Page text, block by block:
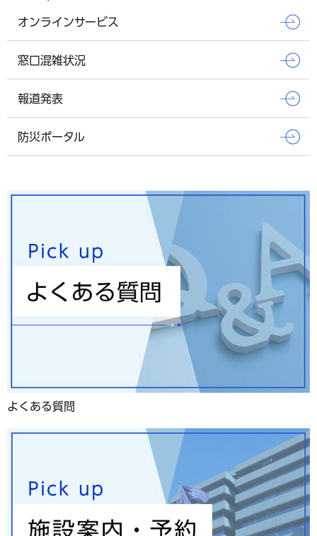
オンラインサービス
窓口混雑状況
報道発表
防災ポータル
よくある質問